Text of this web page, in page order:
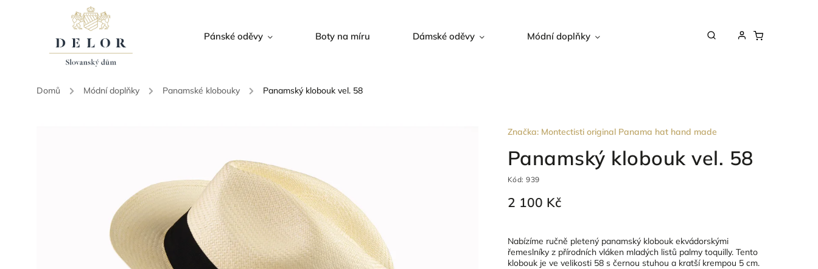
Pánské oděvy Boty na míru Dámské oděvy Módní doplňky Dárkové poukazy
Domů / Módní doplňky / Panamské klobouky / Panamský klobouk vel. 58
Panamský klobouk vel. 58
Kód: 939
2 100 Kč
Nabízíme ručně pletený panamský klobouk ekvádorskými
řemeslníky z přírodních vláken mladých listů palmy toquilly. Tento
klobouk je ve velikosti 58 s černou stuhou a kratší krempou 5 cm.
Značka: Montectisti original Panama hat hand made